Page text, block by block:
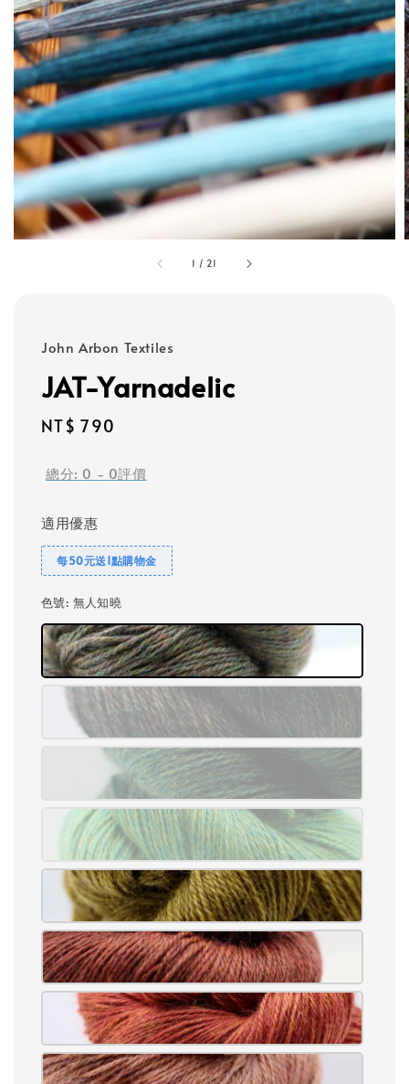
1 / 21
John Arbon Textiles
JAT-Yarnadelic
Regular
NT$ 790
總分: 0 - 0評價
適用優惠
每50元送1點購物金
色號: 無人知曉